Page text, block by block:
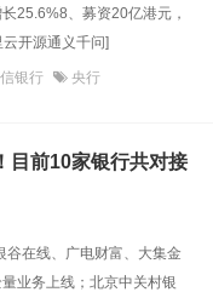
25.6%8、募资20亿港元，
开源通义千问]
银行 央行
目前10家银行共对接
谷在线、广电财富、大集金
业务上线；北京中关村银